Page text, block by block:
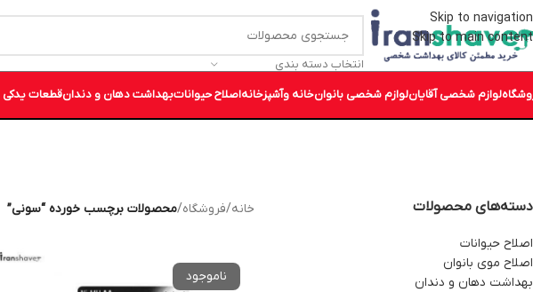
Skip to navigation
Skip to main content
انتخاب دسته بندی
لوازم شخصی آقایانلوازم شخصی بانوانخانه وآشپزخانهاصلاح حیواناتبهداشت دهان و دندانقطعات یدکی
دسته‌های محصولات
اصلاح حیوانات
اصلاح موی بانوان
بهداشت دهان و دندان
خانه/فروشگاه/محصولات برچسب خورده “سونی”